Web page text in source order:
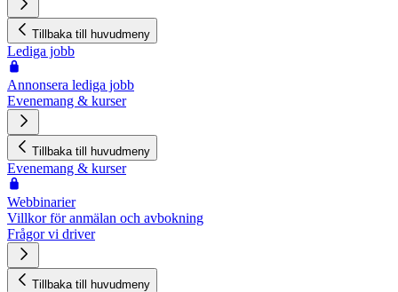
Tillbaka till huvudmeny
Lediga jobb
Annonsera lediga jobb
Evenemang & kurser
Tillbaka till huvudmeny
Evenemang & kurser
Webbinarier
Villkor för anmälan och avbokning
Frågor vi driver
Tillbaka till huvudmeny